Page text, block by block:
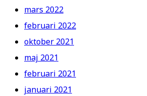
mars 2022
februari 2022
oktober 2021
maj 2021
februari 2021
januari 2021